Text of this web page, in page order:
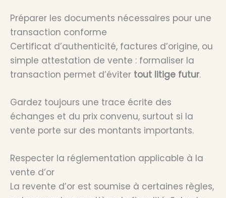
Préparer les documents nécessaires pour une
transaction conforme
Certificat d’authenticité, factures d’origine, ou
simple attestation de vente : formaliser la
transaction permet d’éviter tout litige futur.
Gardez toujours une trace écrite des
échanges et du prix convenu, surtout si la
vente porte sur des montants importants.
Respecter la réglementation applicable à la
vente d’or
La revente d’or est soumise à certaines règles,